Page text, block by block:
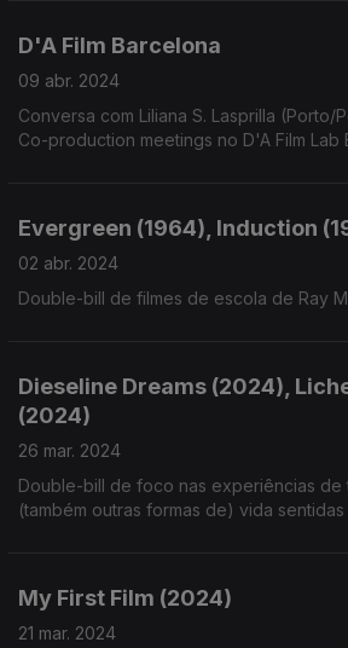
D'A Film Barcelona
09 abr. 2024
Conversa com Liliana S. Lasprilla (Porto/
Co-production meetings no D'A Film Lab
Evergreen (1964), Induction
02 abr. 2024
Double-bill de filmes de escola de Ray
Dieseline Dreams (2024),
(2024)
26 mar. 2024
Double-bill de foco nas experiências de
(também outras formas de) vida
My First Film (2024)
21 mar. 2024